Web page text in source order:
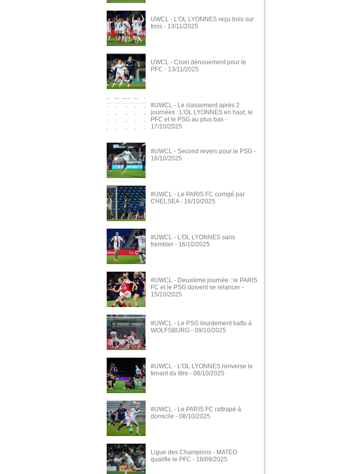
UWCL - L'OL LYONNES reçu trois sur
trois - 13/11/2025
UWCL - Cruel dénouement pour le
PFC - 13/11/2025
#UWCL - Le classement après 2
journées : L'OL LYONNES en haut, le
PFC et le PSG au plus bas -
17/10/2025
#UWCL - Second revers pour le PSG -
16/10/2025
#UWCL - Le PARIS FC corrigé par
CHELSEA - 16/10/2025
#UWCL - L'OL LYONNES sans
trembler - 16/10/2025
#UWCL - Deuxième journée : le PARIS
FC et le PSG doivent se relancer -
15/10/2025
#UWCL - Le PSG lourdement battu à
WOLFSBURG - 09/10/2025
#UWCL - L'OL LYONNES renverse le
tenant du titre - 08/10/2025
#UWCL - Le PARIS FC rattrapé à
domicile - 08/10/2025
Ligue des Champions - MATEO
qualifie le PFC - 18/09/2025